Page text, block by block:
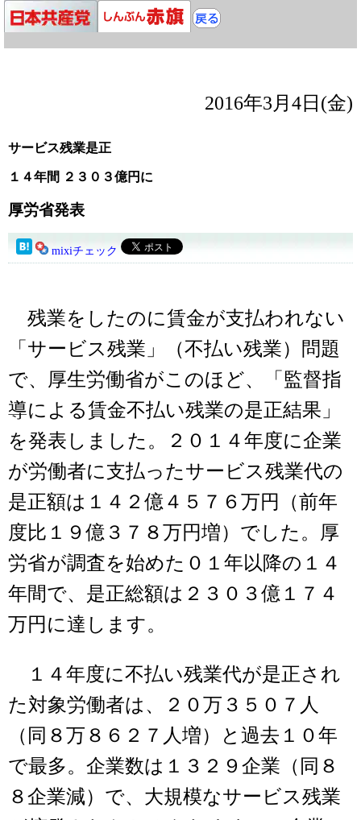
2016年3月4日(金)
サービス残業是正
１４年間 ２３０３億円に
厚労省発表
mixiチェック
残業をしたのに賃金が支払われない
「サービス残業」（不払い残業）問題
で、厚生労働省がこのほど、「監督指
導による賃金不払い残業の是正結果」
を発表しました。２０１４年度に企業
が労働者に支払ったサービス残業代の
是正額は１４２億４５７６万円（前年
度比１９億３７８万円増）でした。厚
労省が調査を始めた０１年以降の１４
年間で、是正総額は２３０３億１７４
万円に達します。
１４年度に不払い残業代が是正され
た対象労働者は、２０万３５０７人
（同８万８６２７人増）と過去１０年
で最多。企業数は１３２９企業（同８
８企業減）で、大規模なサービス残業